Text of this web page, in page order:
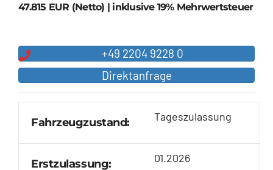
47.815 EUR (Netto) | inklusive 19% Mehrwertsteuer
+49 2204 9228 0
Direktanfrage
Fahrzeugzustand: Tageszulassung
Erstzulassung: 01.2026